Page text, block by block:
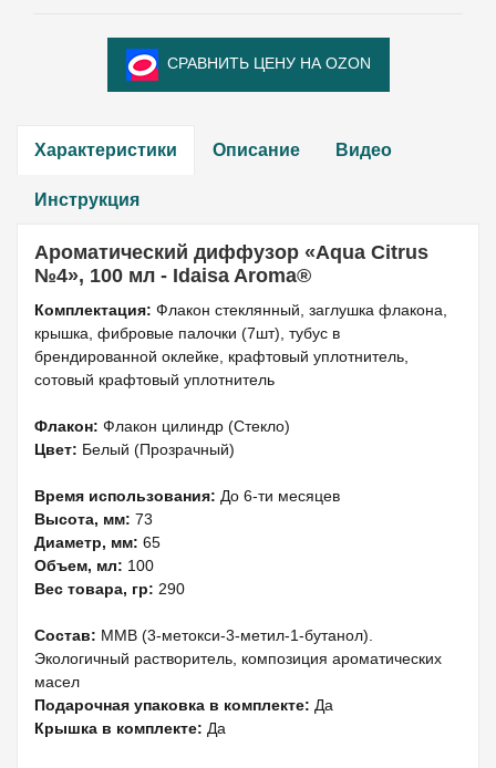
СРАВНИТЬ ЦЕНУ НА OZON
Характеристики Описание Видео
Инструкция
Ароматический диффузор «Aqua Citrus
№4», 100 мл - Idaisa Aroma®
Комплектация: Флакон стеклянный, заглушка флакона,
крышка, фибровые палочки (7шт), тубус в
брендированной оклейке, крафтовый уплотнитель,
сотовый крафтовый уплотнитель
Флакон: Флакон цилиндр (Стекло)
Цвет: Белый (Прозрачный)
Время использования: До 6-ти месяцев
Высота, мм: 73
Диаметр, мм: 65
Объем, мл: 100
Вес товара, гр: 290
Состав: MMB (3-метокси-3-метил-1-бутанол).
Экологичный растворитель, композиция ароматических
масел
Подарочная упаковка в комплекте: Да
Крышка в комплекте: Да